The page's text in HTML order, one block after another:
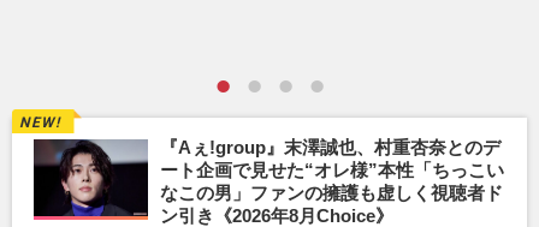
『Aぇ!group』末澤誠也、村重杏奈とのデ
ート企画で見せた“オレ様”本性「ちっこい
なこの男」ファンの擁護も虚しく視聴者ド
ン引き《2026年8月Choice》